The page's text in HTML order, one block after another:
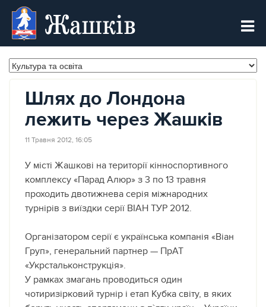
Жашків
Шлях до Лондона
лежить через Жашків
11 Травня 2012, 16:05
У місті Жашкові на території кінноспортивного
комплексу «Парад Алюр» з 3 по 13 травня
проходить двотижнева серія міжнародних
турнірів з виїздки серії ВІАН ТУР 2012.
Організатором серії є українська компанія «Віан
Груп», генеральний партнер — ПрАТ
«Укрстальконструкція».
У рамках змагань проводиться один
чотиризірковий турнір і етап Кубка світу, в яких